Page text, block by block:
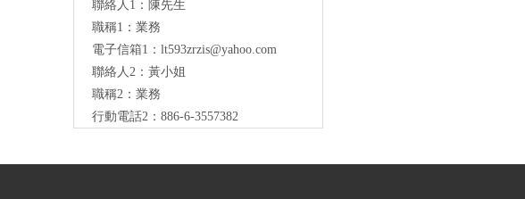
聯絡人1：陳先生
職稱1：業務
電子信箱1：lt593zrzis@yahoo.com
聯絡人2：黃小姐
職稱2：業務
行動電話2：886-6-3557382